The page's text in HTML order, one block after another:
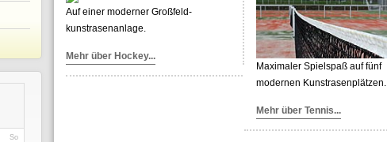
Auf einer moderner Großfeld-
kunstrasenanlage.
Mehr über Hockey...
Maximaler Spielspaß auf fünf
modernen Kunstrasenplätzen.
Mehr über Tennis...
So